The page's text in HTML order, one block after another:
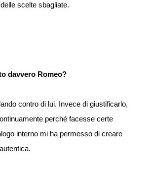
scelte sbagliate.
davvero Romeo?
contro di lui. Invece di giustificarlo,
perché facesse certe
interno mi ha permesso di creare